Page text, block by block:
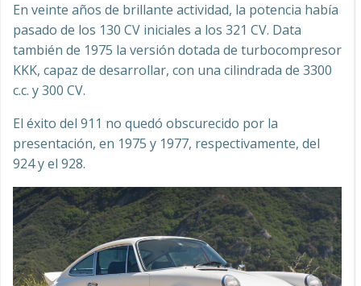
En veinte años de brillante actividad, la potencia había
pasado de los 130 CV iniciales a los 321 CV. Data
también de 1975 la versión dotada de turbocompresor
KKK, capaz de desarrollar, con una cilindrada de 3300
c.c. y 300 CV.
El éxito del 911 no quedó obscurecido por la
presentación, en 1975 y 1977, respectivamente, del
924 y el 928.